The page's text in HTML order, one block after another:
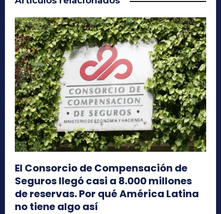
El Consorcio de Compensación de
Seguros llegó casi a 8.000 millones
de reservas. Por qué América Latina
no tiene algo así